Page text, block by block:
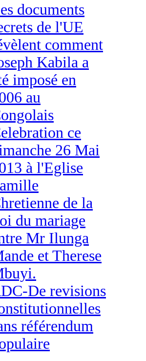
documents
de l'UE
comment
Kabila a
imposé en
au
ce
26 Mai
à l'Eglise
de la
du mariage
Mr Ilunga
et Therese
De revisions
référendum